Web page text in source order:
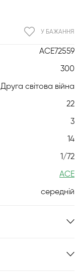
ACE72559
300
Друга світова війна
22
3
14
1/72
ACE
середній
У БАЖАННЯ